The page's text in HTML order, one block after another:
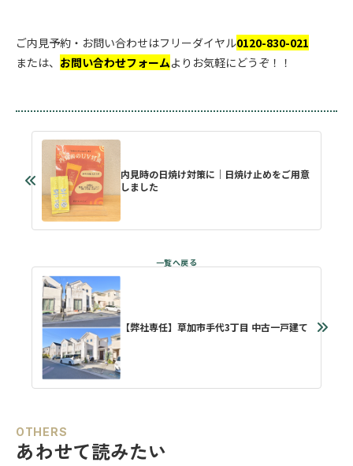
ご内見予約・お問い合わせはフリーダイヤル0120-830-021
または、 お問い合わせフォームよりお気軽にどうぞ！！
内見時の日焼け対策に｜日焼け止めをご用意
しました
【弊社専任】草加市手代3丁目 中古一戸建て
OTHERS
あわせて読みたい